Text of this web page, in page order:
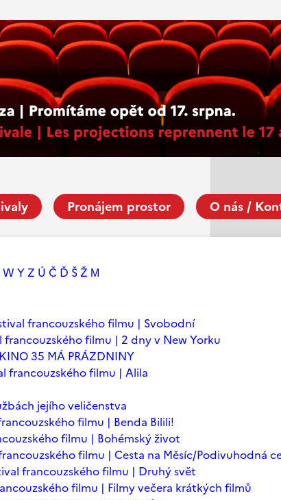
Pronájem prostor O nás /
W YZ Ú Č Ď ŠŽ М
francouzského filmu | Svobodní
francouzského filmu | 2 dny v New Yorku
35 MÁ PRÁZDNINY
francouzského filmu | Alila
jejího veličenstva
filmu | Benda Bilili!
filmu | Bohémský život
filmu | Cesta na Měsíc/Podivuhodná
francouzského filmu | Druhý svět
filmu | Filmy večera krátkých filmů